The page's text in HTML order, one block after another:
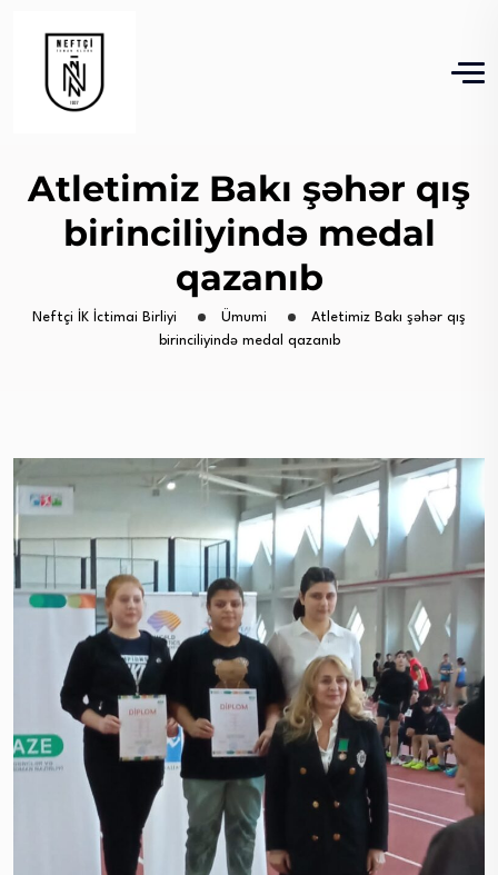
Atletimiz Bakı şəhər qış
birinciliyində medal
qazanıb
Neftçi İK İctimai Birliyi Ümumi
Atletimiz Bakı şəhər qış
birinciliyində medal qazanıb